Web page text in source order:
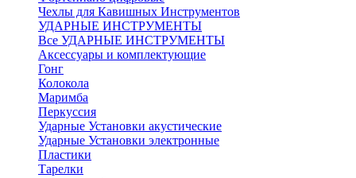
Чехлы для Кавишных Инструментов
УДАРНЫЕ ИНСТРУМЕНТЫ
Все УДАРНЫЕ ИНСТРУМЕНТЫ
Аксессуары и комплектующие
Гонг
Колокола
Маримба
Перкуссия
Ударные Установки акустические
Ударные Установки электронные
Пластики
Тарелки